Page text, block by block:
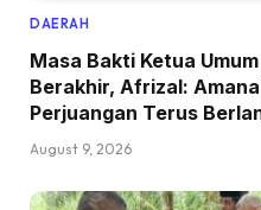
DAERAH
Masa Bakti Ketua
Berakhir, Afrizal:
Perjuangan Terus
August 9, 2026